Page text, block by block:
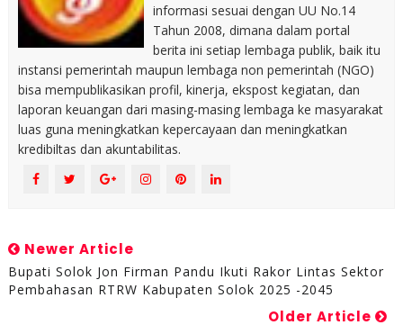
informasi sesuai dengan UU No.14
Tahun 2008, dimana dalam portal
berita ini setiap lembaga publik, baik itu
instansi pemerintah maupun lembaga non pemerintah (NGO)
bisa mempublikasikan profil, kinerja, ekspost kegiatan, dan
laporan keuangan dari masing-masing lembaga ke masyarakat
luas guna meningkatkan kepercayaan dan meningkatkan
kredibiltas dan akuntabilitas.
Newer Article
Bupati Solok Jon Firman Pandu Ikuti Rakor Lintas Sektor
Pembahasan RTRW Kabupaten Solok 2025 -2045
Older Article